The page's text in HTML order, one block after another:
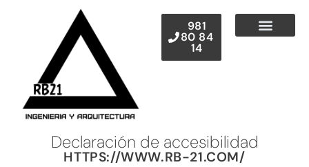
981
80 84
14
Declaración de accesibilidad
HTTPS://WWW.RB-21.COM/